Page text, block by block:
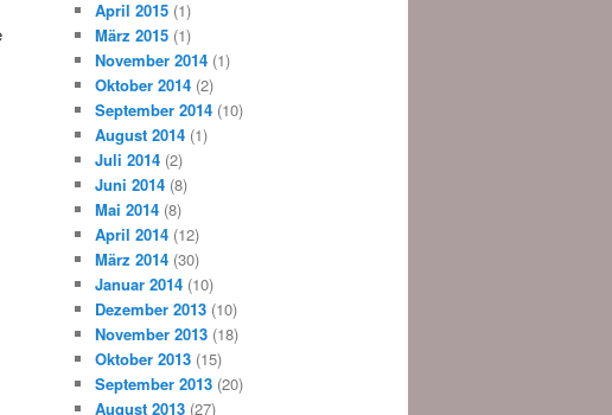
April 2015 (1)
März 2015 (1)
November 2014 (1)
Oktober 2014 (2)
September 2014 (10)
August 2014 (1)
Juli 2014 (2)
Juni 2014 (8)
Mai 2014 (8)
April 2014 (12)
März 2014 (30)
Januar 2014 (10)
Dezember 2013 (10)
November 2013 (18)
Oktober 2013 (15)
September 2013 (20)
August 2013 (27)